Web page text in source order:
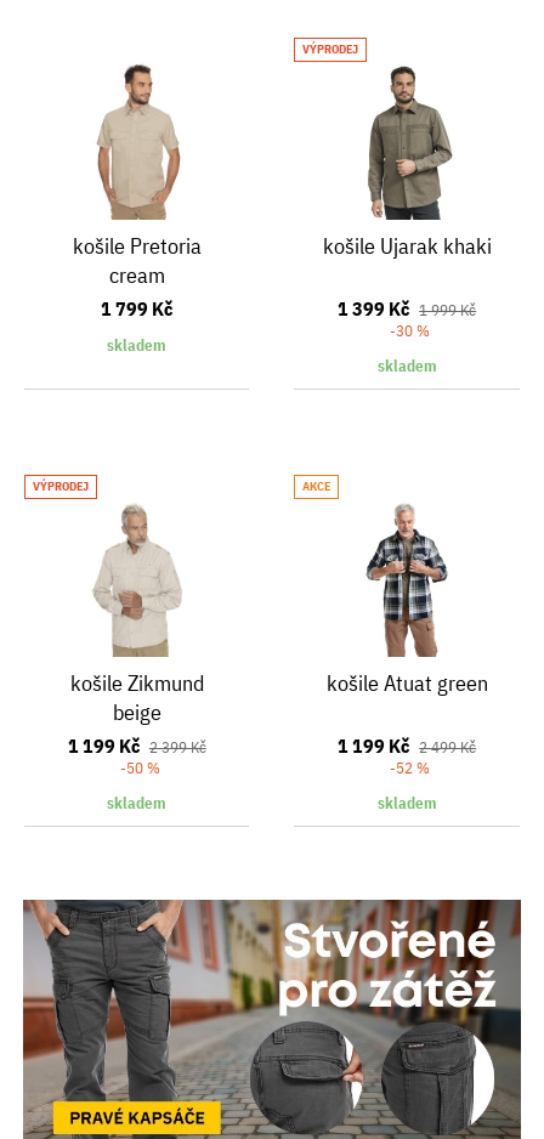
košile Pretoria
cream
1 799 Kč
skladem
VÝPRODEJ
košile Ujarak khaki
1 399 Kč 1 999 Kč
-30 %
skladem
VÝPRODEJ
košile Zikmund
beige
1 199 Kč 2 399 Kč
-50 %
skladem
AKCE
košile Atuat green
1 199 Kč 2 499 Kč
-52 %
skladem